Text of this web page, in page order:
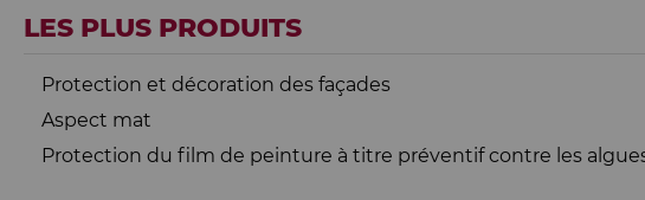
LES PLUS PRODUITS
Protection et décoration des façades
Aspect mat
Protection du film de peinture à titre préventif contre les